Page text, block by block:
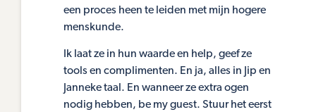
een proces heen te leiden met mijn hogere
menskunde.
Ik laat ze in hun waarde en help, geef ze
tools en complimenten. En ja, alles in Jip en
Janneke taal. En wanneer ze extra ogen
nodig hebben, be my guest. Stuur het eerst